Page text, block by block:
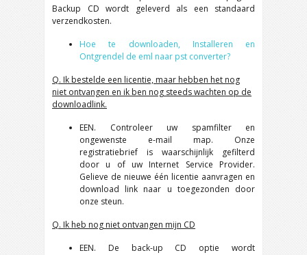
Backup CD wordt geleverd als een standaard
verzendkosten.
Hoe te downloaden, Installeren en
Ontgrendel de eml naar pst converter?
Q. Ik bestelde een licentie, maar hebben het nog
niet ontvangen en ik ben nog steeds wachten op de
downloadlink.
EEN. Controleer uw spamfilter en
ongewenste e-mail map. Onze
registratiebrief is waarschijnlijk gefilterd
door u of uw Internet Service Provider.
Gelieve de nieuwe één licentie aanvragen en
download link naar u toegezonden door
onze steun.
Q. Ik heb nog niet ontvangen mijn CD
EEN. De back-up CD optie wordt